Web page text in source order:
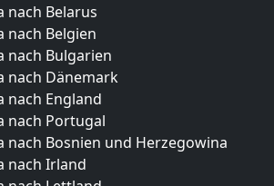
nach Belarus
nach Belgien
nach Bulgarien
nach Dänemark
nach England
nach Portugal
nach Bosnien und Herzegowina
nach Irland